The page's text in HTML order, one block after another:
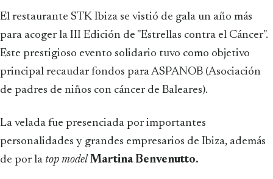
El restaurante STK Ibiza se vistió de gala un año más
para acoger la III Edición de "Estrellas contra el Cáncer".
Este prestigioso evento solidario tuvo como objetivo
principal recaudar fondos para ASPANOB (Asociación
de padres de niños con cáncer de Baleares).
La velada fue presenciada por importantes
personalidades y grandes empresarios de Ibiza, además
de por la top model Martina Benvenutto.